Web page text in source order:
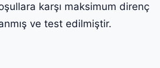
karşı maksimum direnç
ve test edilmiştir.